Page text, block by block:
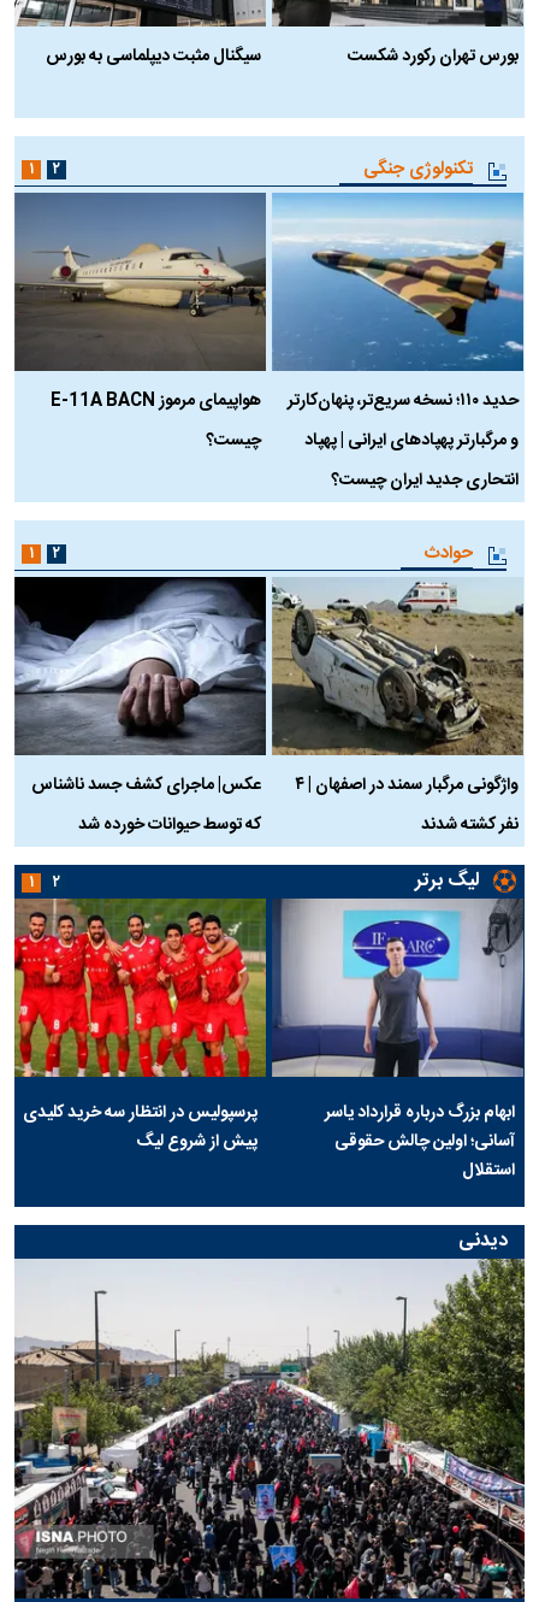
بورس تهران رکورد شکست
سیگنال مثبت دیپلماسی به بورس
تکنولوژی جنگی
حدید ۱۱۰؛ نسخه سریع‌تر، پنهان‌کارتر
و مرگبارتر پهپادهای ایرانی | پهپاد
انتحاری جدید ایران چیست؟
هواپیمای مرموز E-11A BACN
چیست؟
۱ ۲
حوادث
واژگونی مرگبار سمند در اصفهان | ۴
نفر کشته شدند
عکس| ماجرای کشف جسد ناشناس
که توسط حیوانات خورده شد
۱ ۲
لیگ برتر
ابهام بزرگ درباره قرارداد یاسر
آسانی؛ اولین چالش حقوقی
استقلال
پرسپولیس در انتظار سه خرید کلیدی
پیش از شروع لیگ
۱ ۲
دیدنی